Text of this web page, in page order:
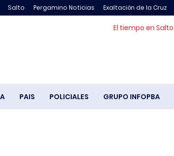
Salto Pergamino Noticias Exaltación de la Cruz
El tiempo en Salto
PAIS POLICIALES GRUPO INFOPBA